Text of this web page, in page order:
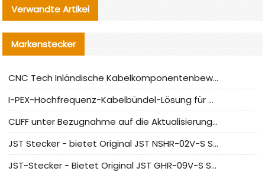
Verwandte Artikel
Markenstecker
CNC Tech Inländische Kabelkomponentenbewertung und Massenproduktionsanpassungsanleitung
I-PEX-Hochfrequenz-Kabelbündel-Lösung für die heimische Produktion analysiert
CLIFF unter Bezugnahme auf die Aktualisierung der chinesischen Stecker-Testnormen
JST Stecker - bietet Original JST NSHR-02V-S Stecker und Ersatzteile an
JST-Stecker - Bietet Original JST GHR-09V-S Stecker und Ersatzteile an